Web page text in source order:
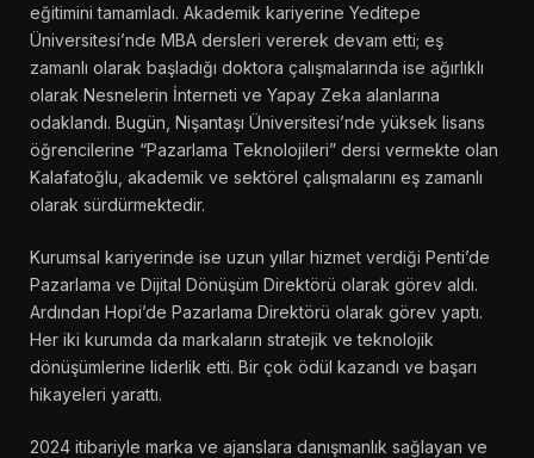
eğitimini tamamladı. Akademik kariyerine Yeditepe
Üniversitesi’nde MBA dersleri vererek devam etti; eş
zamanlı olarak başladığı doktora çalışmalarında ise ağırlıklı
olarak Nesnelerin İnterneti ve Yapay Zeka alanlarına
odaklandı. Bugün, Nişantaşı Üniversitesi’nde yüksek lisans
öğrencilerine “Pazarlama Teknolojileri” dersi vermekte olan
Kalafatoğlu, akademik ve sektörel çalışmalarını eş zamanlı
olarak sürdürmektedir.
Kurumsal kariyerinde ise uzun yıllar hizmet verdiği Penti’de
Pazarlama ve Dijital Dönüşüm Direktörü olarak görev aldı.
Ardından Hopi’de Pazarlama Direktörü olarak görev yaptı.
Her iki kurumda da markaların stratejik ve teknolojik
dönüşümlerine liderlik etti. Bir çok ödül kazandı ve başarı
hikayeleri yarattı.
2024 itibariyle marka ve ajanslara danışmanlık sağlayan ve